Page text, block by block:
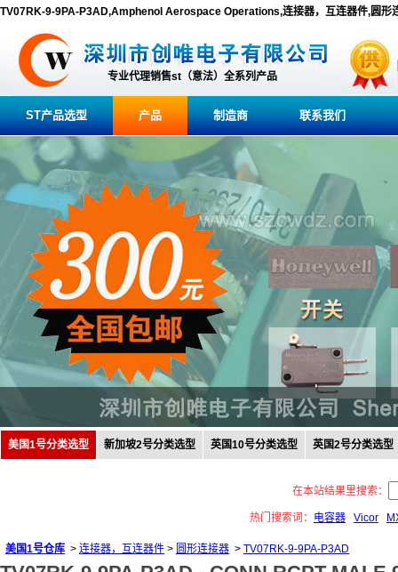
TV07RK-9-9PA-P3AD,Amphenol Aerospace Operations,连接器，互连器件,圆形
专业代理销售st（意法）全系列产品
ST产品选型 产品 制造商 联系我们
美国1号分类选型 新加坡2号分类选型 英国10号分类选型 英国2号分类选型
在本站结果里搜索：
热门搜索词： 电容器 Vicor
美国1号仓库 > 连接器，互连器件 > 圆形连接器 > TV07RK-9-9PA-P3AD